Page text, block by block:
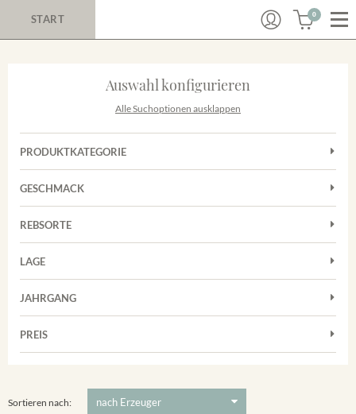
START 0
Auswahl konfigurieren
Alle Suchoptionen ausklappen
PRODUKTKATEGORIE
Cuvées
Rosé
Weißwein
GESCHMACK
Trocken
REBSORTE
Chardonnay
Grauburgunder
Riesling
LAGE
Achkarrer Schlossberg
Vorderer Winklerberg
Winklerberg Hinter Winklen
JAHRGANG
PREIS
Sortieren nach: